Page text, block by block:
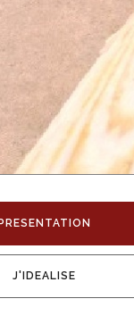
PRESENTATION
J'IDEALISE